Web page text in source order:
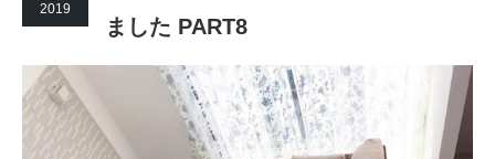
2019
ました PART8